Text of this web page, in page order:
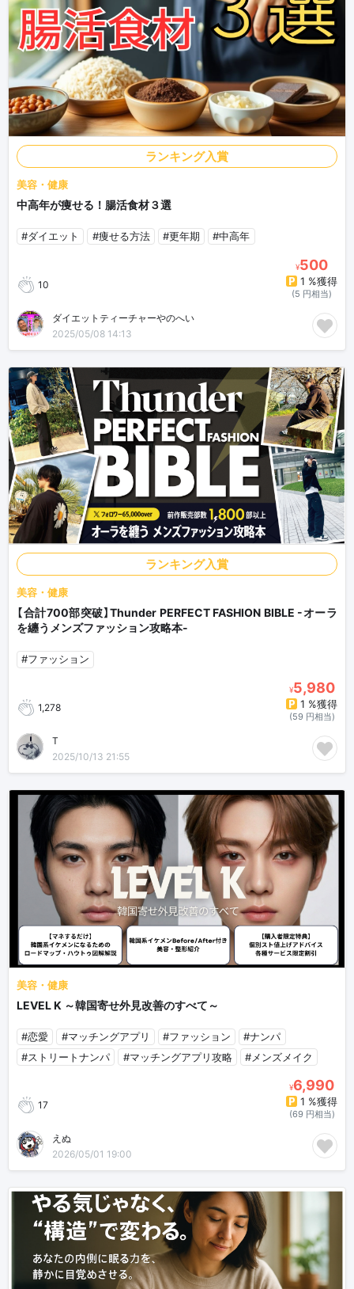
ランキング入賞
美容・健康
中高年が痩せる！腸活食材３選
#ダイエット #痩せる方法 #更年期 #中高年
10
¥500
1 %獲得
(5 円相当)
ダイエットティーチャーやのへい
2025/05/08 14:13
ランキング入賞
美容・健康
【合計700部突破】Thunder PERFECT FASHION BIBLE -オーラ
を纏うメンズファッション攻略本-
#ファッション
1,278
¥5,980
1 %獲得
(59 円相当)
T
2025/10/13 21:55
美容・健康
LEVEL K ～韓国寄せ外見改善のすべて～
#恋愛 #マッチングアプリ #ファッション
#ナンパ
#ストリートナンパ
#マッチングアプリ攻略 #メンズメイク
17
¥6,990
1 %獲得
(69 円相当)
えぬ
2026/05/01 19:00